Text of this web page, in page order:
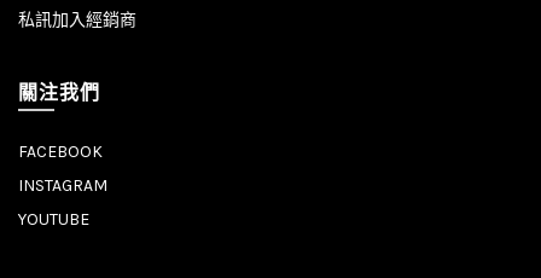
私訊加入經銷商
關注我們
FACEBOOK
INSTAGRAM
YOUTUBE